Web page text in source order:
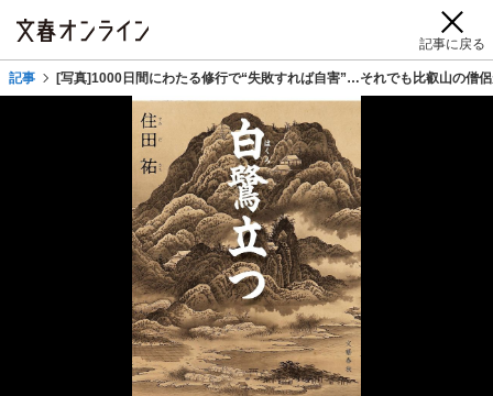
記事に戻る
記事 [写真]1000日間にわたる修行で“失敗すれば自害”…それでも比叡山の僧